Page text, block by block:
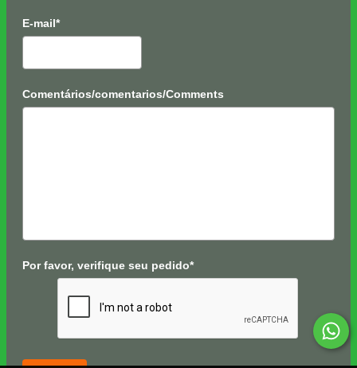
E-mail*
Comentários/comentarios/Comments
Por favor, verifique seu pedido*